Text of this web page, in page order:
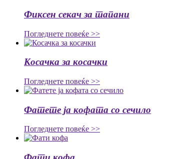
Фиксен секач за тапани
Погледнете повеќе >>
Косачка за косачки
Погледнете повеќе >>
Фатете ја кофата со сечило
Погледнете повеќе >>